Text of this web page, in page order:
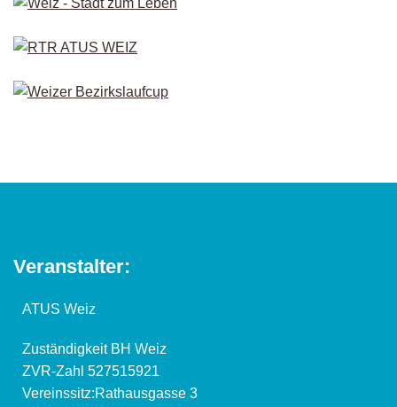
Veranstalter:
ATUS Weiz
Zuständigkeit BH Weiz
ZVR-Zahl 527515921
Vereinssitz:Rathausgasse 3